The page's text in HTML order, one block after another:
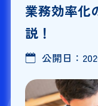
業務効率化
説！
公開日：